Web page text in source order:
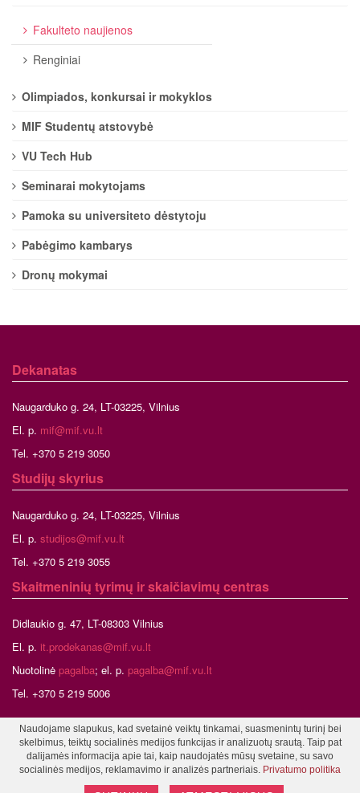
Fakulteto naujienos
Renginiai
Olimpiados, konkursai ir mokyklos
MIF Studentų atstovybė
VU Tech Hub
Seminarai mokytojams
Pamoka su universiteto dėstytoju
Pabėgimo kambarys
Dronų mokymai
Dekanatas
Naugarduko g. 24, LT-03225, Vilnius
El. p. mif@mif.vu.lt
Tel. +370 5 219 3050
Studijų skyrius
Naugarduko g. 24, LT-03225, Vilnius
El. p. studijos@mif.vu.lt
Tel. +370 5 219 3055
Skaitmeninių tyrimų ir skaičiavimų centras
Didlaukio g. 47, LT-08303 Vilnius
El. p. it.prodekanas@mif.vu.lt
Nuotolinė pagalba; el. p. pagalba@mif.vu.lt
Tel. +370 5 219 5006
©2026 Vilniaus universitetas, Matematikos ir informatikos fakultetas
Tinklalapio administratorius
Naudojame slapukus, kad svetainė veiktų tinkamai, suasmenintų turinį bei
skelbimus, teiktų socialinės medijos funkcijas ir analizuotų srautą. Taip pat
dalijamės informacija apie tai, kaip naudojatės mūsų svetaine, su savo
socialinės medijos, reklamavimo ir analizės partneriais. Privatumo politika